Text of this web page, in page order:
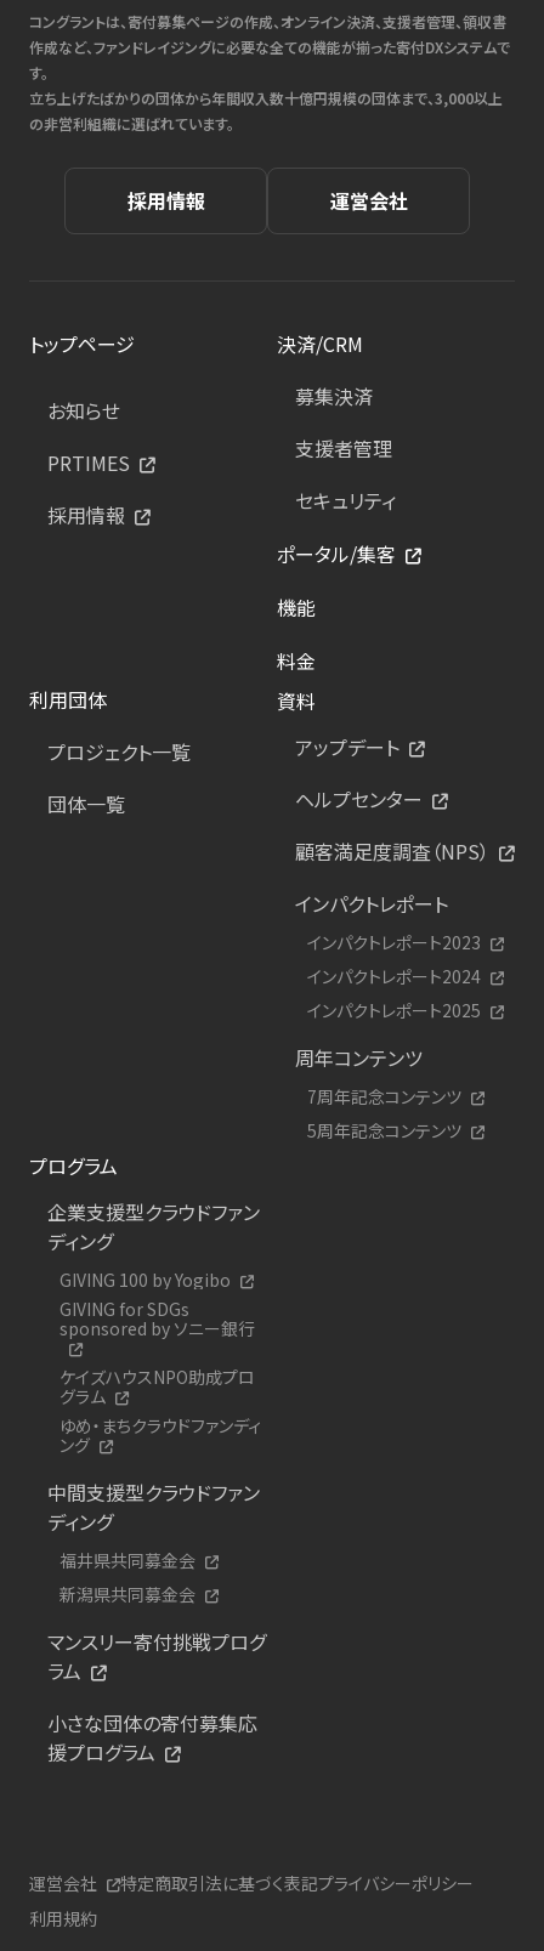
コングラントは、寄付募集ページの作成、オンライン決済、支援者管理、領収書
作成など、ファンドレイジングに必要な全ての機能が揃った寄付DXシステムで
す。
立ち上げたばかりの団体から年間収入数十億円規模の団体まで、3,000以上
の非営利組織に選ばれています。
採用情報 運営会社
トップページ
お知らせ
PRTIMES
採用情報
決済/CRM
募集決済
支援者管理
セキュリティ
ポータル/集客
機能
料金
利用団体
プロジェクト一覧
団体一覧
資料
アップデート
ヘルプセンター
顧客満足度調査（NPS）
インパクトレポート
インパクトレポート2023
インパクトレポート2024
インパクトレポート2025
周年コンテンツ
7周年記念コンテンツ
5周年記念コンテンツ
プログラム
企業支援型クラウドファン
ディング
GIVING 100 by Yogibo
GIVING for SDGs
sponsored by ソニー銀行
ケイズハウスNPO助成プロ
グラム
ゆめ・まちクラウドファンディ
ング
中間支援型クラウドファン
ディング
福井県共同募金会
新潟県共同募金会
マンスリー寄付挑戦プログ
ラム
小さな団体の寄付募集応
援プログラム
運営会社 特定商取引法に基づく表記プライバシーポリシー
利用規約